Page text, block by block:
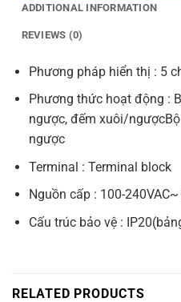
ADDITIONAL INFORMATION
REVIEWS (0)
Phương pháp hiển thị : 5
Phương thức hoạt động :
ngược, đếm xuôi/
ngược
Terminal : Terminal block
Nguồn cấp : 100-
Cấu trúc bảo vệ :
RELATED PRODUCTS